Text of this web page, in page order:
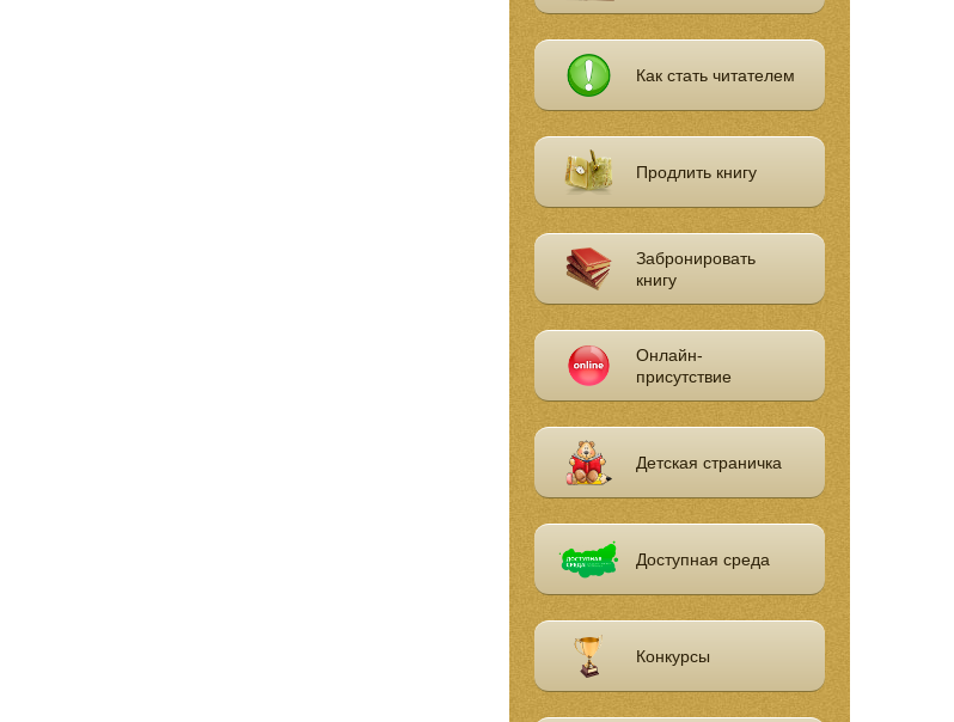
Как стать читателем
Продлить книгу
Забронировать
книгу
Онлайн-
присутствие
Детская страничка
Доступная среда
Конкурсы